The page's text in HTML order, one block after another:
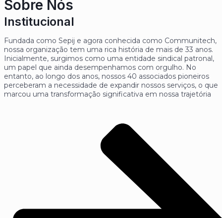
Sobre Nós
Institucional
Fundada como Sepij e agora conhecida como Communitech,
nossa organização tem uma rica história de mais de 33 anos.
Inicialmente, surgimos como uma entidade sindical patronal,
um papel que ainda desempenhamos com orgulho. No
entanto, ao longo dos anos, nossos 40 associados pioneiros
perceberam a necessidade de expandir nossos serviços, o que
marcou uma transformação significativa em nossa trajetória